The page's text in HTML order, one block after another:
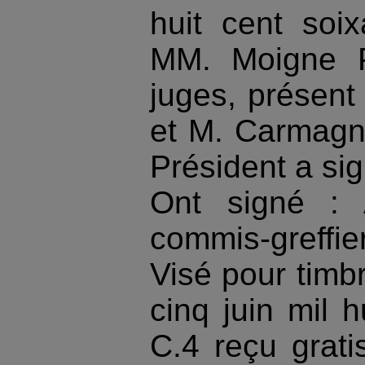
huit cent
MM. Moigne
juges,
et M.
Président a
Ont signé :
commis-
Visé pour
cinq juin mil
C.4 reçu